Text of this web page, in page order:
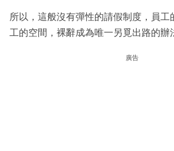
所以，這般沒有彈性的請假制度，員工
工的空間，裸辭成為唯一另覓出路的辦
廣告